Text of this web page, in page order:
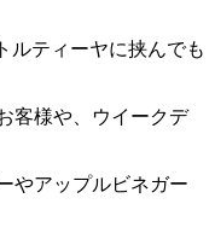
ルティーヤに挟んでも
客様や、ウイークデ
やアップルビネガー